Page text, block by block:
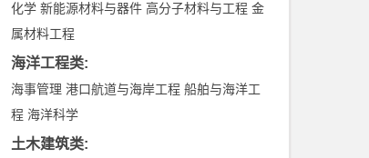
化学 新能源材料与器件 高分子材料与工程 金
属材料工程
海洋工程类:
海事管理 港口航道与海岸工程 船舶与海洋工
程 海洋科学
土木建筑类: